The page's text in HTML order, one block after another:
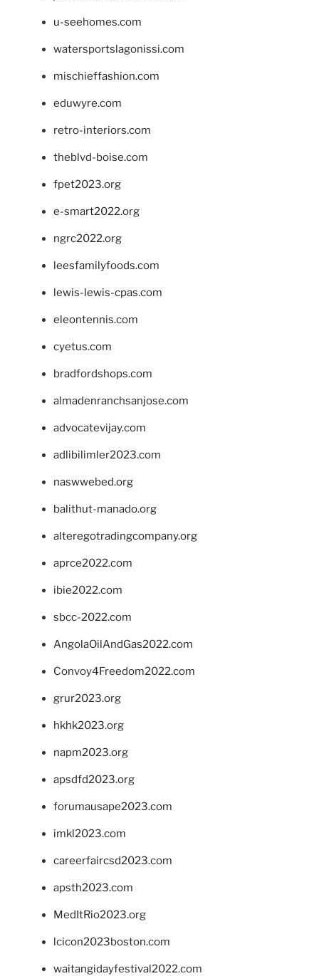
u-seehomes.com
watersportslagonissi.com
mischieffashion.com
eduwyre.com
retro-interiors.com
theblvd-boise.com
fpet2023.org
e-smart2022.org
ngrc2022.org
leesfamilyfoods.com
lewis-lewis-cpas.com
eleontennis.com
cyetus.com
bradfordshops.com
almadenranchsanjose.com
advocatevijay.com
adlibilimler2023.com
naswwebed.org
balithut-manado.org
alteregotradingcompany.org
aprce2022.com
ibie2022.com
sbcc-2022.com
AngolaOilAndGas2022.com
Convoy4Freedom2022.com
grur2023.org
hkhk2023.org
napm2023.org
apsdfd2023.org
forumausape2023.com
imkl2023.com
careerfaircsd2023.com
apsth2023.com
MedItRio2023.org
lcicon2023boston.com
waitangidayfestival2022.com